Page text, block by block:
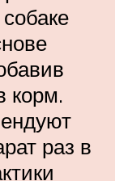
корм.
раз в